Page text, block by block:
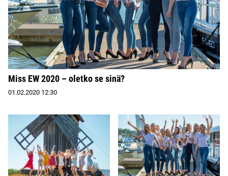
Miss EW 2020 – oletko se sinä?
01.02.2020 12:30